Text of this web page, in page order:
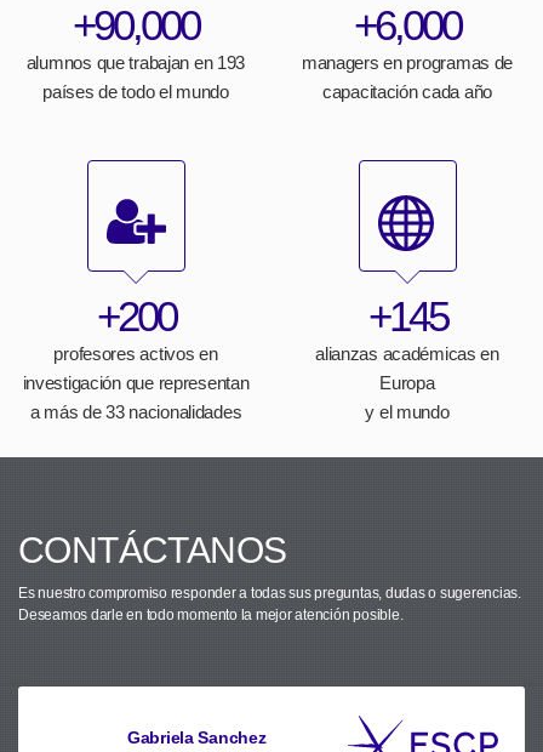
+90,000
alumnos que trabajan en 193
países de todo el mundo
+6,000
managers en programas de
capacitación cada año
+200
profesores activos en
investigación que representan
a más de 33 nacionalidades
+145
alianzas académicas en
Europa
y el mundo
CONTÁCTANOS
Es nuestro compromiso responder a todas sus preguntas, dudas o sugerencias.
Deseamos darle en todo momento la mejor atención posible.
Gabriela Sanchez